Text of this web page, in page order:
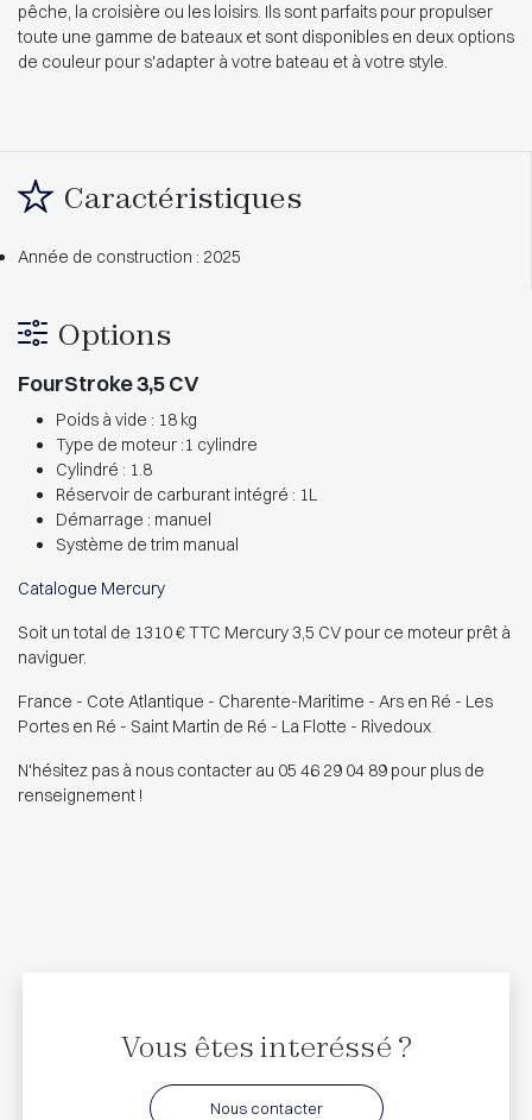
pêche, la croisière ou les loisirs. Ils sont parfaits pour propulser
toute une gamme de bateaux et sont disponibles en deux options
de couleur pour s'adapter à votre bateau et à votre style.
Caractéristiques
Année de construction : 2025
Options
FourStroke 3,5 CV
Poids à vide : 18 kg
Type de moteur :1 cylindre
Cylindré : 1.8
Réservoir de carburant intégré : 1L
Démarrage : manuel
Système de trim manual
Catalogue Mercury
Soit un total de 1310 € TTC Mercury 3,5 CV pour ce moteur prêt à
naviguer.
France - Cote Atlantique - Charente-Maritime - Ars en Ré - Les
Portes en Ré - Saint Martin de Ré - La Flotte - Rivedoux
N'hésitez pas à nous contacter au 05 46 29 04 89 pour plus de
renseignement !
Vous êtes interéssé ?
Nous contacter